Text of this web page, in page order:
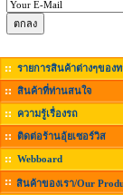
รายการสินค้าต่างๆของ
สินค้าที่ท่านสนใจ
ความรู้เรื่องรถ
ติดต่อร้านอุ้ยเซอร์วิส
Webboard
สินค้าของเรา/Our